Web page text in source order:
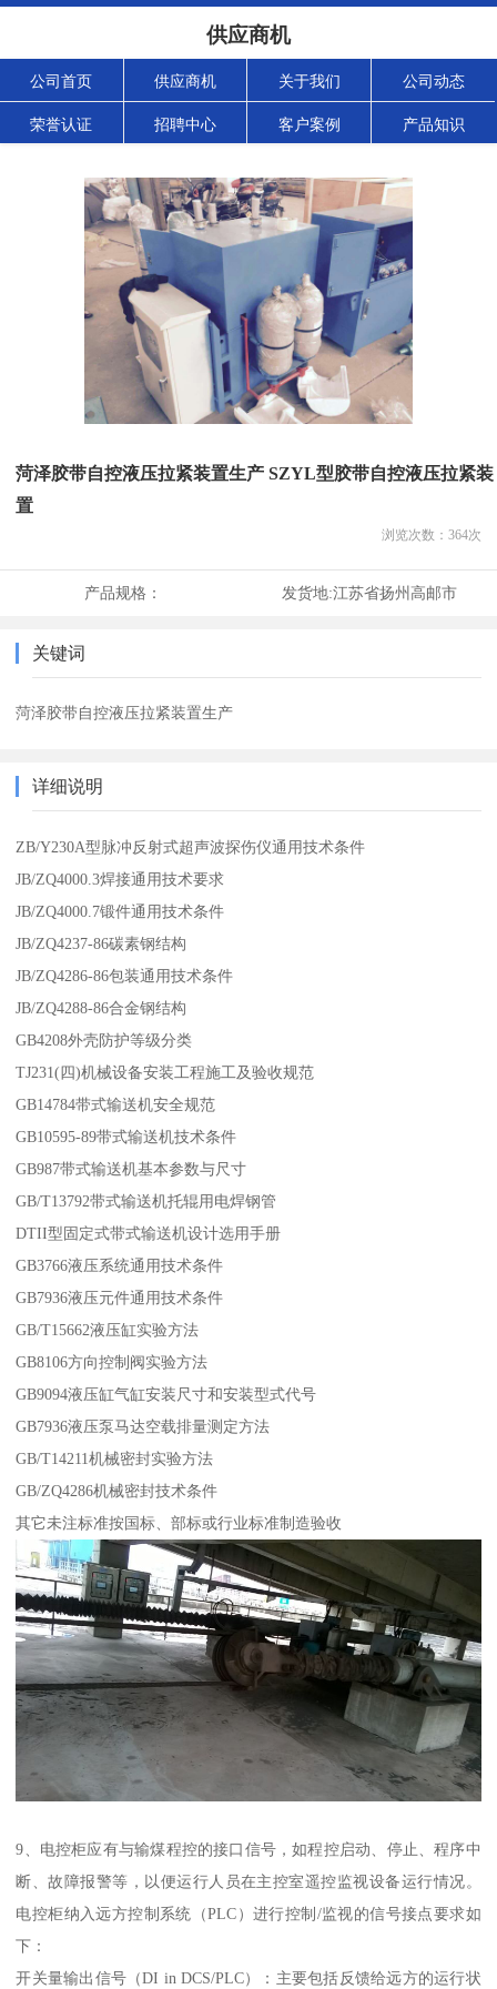
供应商机
公司首页 供应商机 关于我们 公司动态
荣誉认证 招聘中心 客户案例 产品知识
菏泽胶带自控液压拉紧装置生产 SZYL型胶带自控液压拉紧装
置
浏览次数： 364次
产品规格： 发货地:江苏省扬州高邮市
关键词
菏泽胶带自控液压拉紧装置生产
详细说明
ZB/Y230A型脉冲反射式超声波探伤仪通用技术条件
JB/ZQ4000.3焊接通用技术要求
JB/ZQ4000.7锻件通用技术条件
JB/ZQ4237-86碳素钢结构
JB/ZQ4286-86包装通用技术条件
JB/ZQ4288-86合金钢结构
GB4208外壳防护等级分类
TJ231(四)机械设备安装工程施工及验收规范
GB14784带式输送机安全规范
GB10595-89带式输送机技术条件
GB987带式输送机基本参数与尺寸
GB/T13792带式输送机托辊用电焊钢管
DTII型固定式带式输送机设计选用手册
GB3766液压系统通用技术条件
GB7936液压元件通用技术条件
GB/T15662液压缸实验方法
GB8106方向控制阀实验方法
GB9094液压缸气缸安装尺寸和安装型式代号
GB7936液压泵马达空载排量测定方法
GB/T14211机械密封实验方法
GB/ZQ4286机械密封技术条件
其它未注标准按国标、部标或行业标准制造验收
9、电控柜应有与输煤程控的接口信号，如程控启动、停止、程序中
断、故障报警等，以便运行人员在主控室遥控监视设备运行情况。
电控柜纳入远方控制系统（PLC）进行控制/监视的信号接点要求如
下：
开关量输出信号（DI in DCS/PLC）：主要包括反馈给远方的运行状